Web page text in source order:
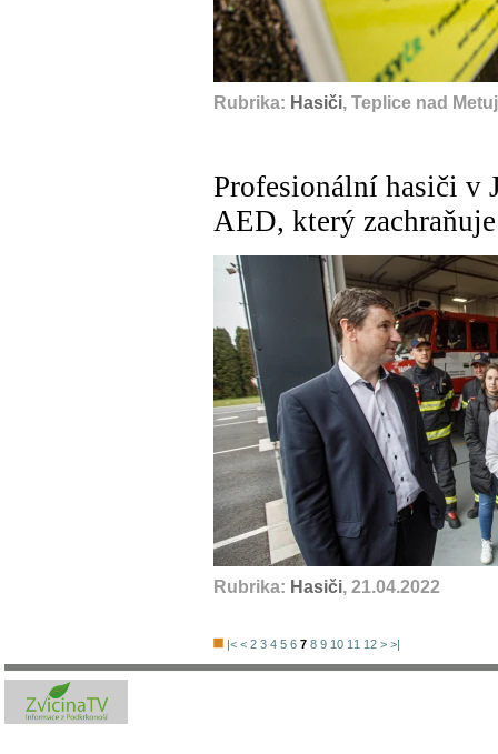
Rubrika: Hasiči, Teplice nad
Profesionální hasiči v
AED, který
Rubrika: Hasiči, 21.04.2022
|< < 2 3 4 5 6 7 8 9 10 11 12 > >|